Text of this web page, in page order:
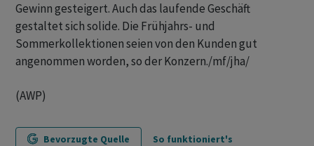
Gewinn gesteigert. Auch das laufende Geschäft
gestaltet sich solide. Die Frühjahrs- und
Sommerkollektionen seien von den Kunden gut
angenommen worden, so der Konzern./mf/jha/
(AWP)
Bevorzugte Quelle So funktioniert's